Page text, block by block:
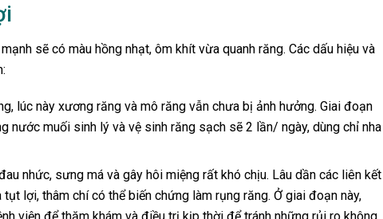
sẽ có màu hồng nhạt, ôm khít vừa quanh răng. Các dấu hiệu và
lúc này xương răng và mô răng vẫn chưa bị ảnh hưởng. Giai đoạn
nước muối sinh lý và vệ sinh răng sạch sẽ 2 lần/ ngày, dùng chỉ nha
nhức, sưng má và gây hôi miệng rất khó chịu. Lâu dần các liên kết
lợi, thâm chí có thể biến chứng làm rụng răng. Ở giai đoạn này,